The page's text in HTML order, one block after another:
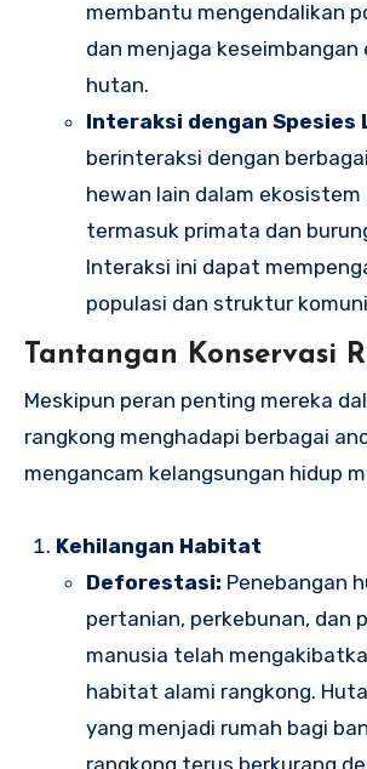
membantu mengendalikan
dan menjaga keseimbangan
hutan.
Interaksi dengan Spesies
berinteraksi dengan
hewan lain dalam ekosistem
termasuk primata dan
Interaksi ini dapat
populasi dan struktur
Tantangan Konservasi
Meskipun peran penting mereka
rangkong menghadapi berbagai
mengancam kelangsungan hidup
Kehilangan Habitat
Deforestasi: Penebangan
pertanian, perkebunan, dan
manusia telah
habitat alami rangkong.
yang menjadi rumah bagi